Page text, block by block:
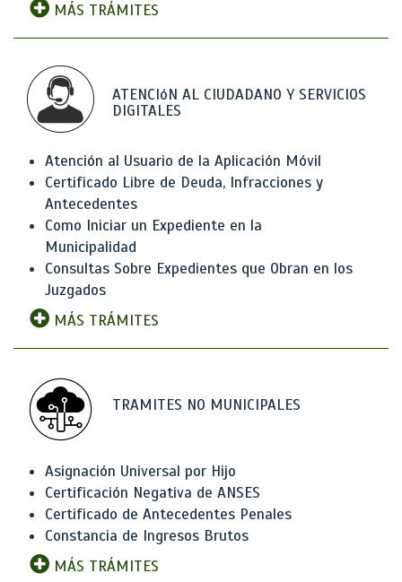
MÁS TRÁMITES
ATENCIóN AL CIUDADANO Y SERVICIOS
DIGITALES
Atención al Usuario de la Aplicación Móvil
Certificado Libre de Deuda, Infracciones y
Antecedentes
Como Iniciar un Expediente en la
Municipalidad
Consultas Sobre Expedientes que Obran en los
Juzgados
MÁS TRÁMITES
TRAMITES NO MUNICIPALES
Asignación Universal por Hijo
Certificación Negativa de ANSES
Certificado de Antecedentes Penales
Constancia de Ingresos Brutos
MÁS TRÁMITES